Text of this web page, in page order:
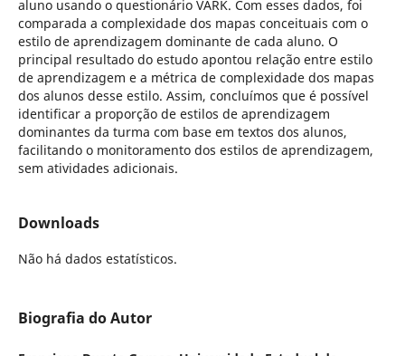
aluno usando o questionário VARK. Com esses dados, foi
comparada a complexidade dos mapas conceituais com o
estilo de aprendizagem dominante de cada aluno. O
principal resultado do estudo apontou relação entre estilo
de aprendizagem e a métrica de complexidade dos mapas
dos alunos desse estilo. Assim, concluímos que é possível
identificar a proporção de estilos de aprendizagem
dominantes da turma com base em textos dos alunos,
facilitando o monitoramento dos estilos de aprendizagem,
sem atividades adicionais.
Downloads
Não há dados estatísticos.
Biografia do Autor